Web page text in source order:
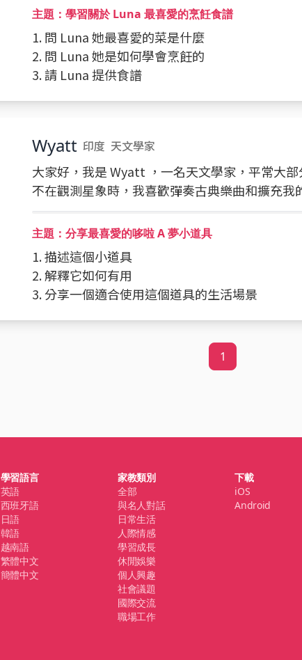
主題：學習關於 Luna 最喜愛的烹飪食譜
1. 問 Luna 她最喜愛的菜是什麼
2. 問 Luna 她是如何學會烹飪的
3. 請 Luna 提供食譜
Wyatt 印度 天文學家
大家好，我是 Wyatt ，一名天文學家，平常大
不在觀測星象時，我喜歡彈奏古典樂曲和擴充我
主題：分享最喜愛的哆啦 A 夢小道具
1. 描述這個小道具
2. 解釋它如何有用
3. 分享一個適合使用這個道具的生活場景
1
學習語言
英語
西班牙語
日語
韓語
越南語
繁體中文
簡體中文
家教類別
全部
與名人對話
日常生活
人際情感
學習成長
休閒娛樂
個人興趣
社會議題
國際交流
職場工作
下載
iOS
Android